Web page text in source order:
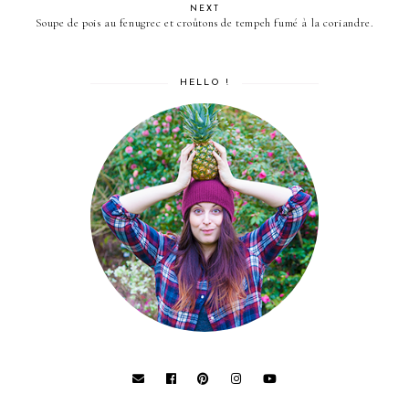
NEXT
Soupe de pois au fenugrec et croûtons de tempeh fumé à la coriandre.
HELLO !